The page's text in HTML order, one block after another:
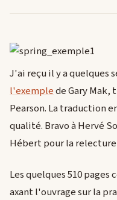
J'ai reçu il y a quelques
l'exemplede Gary
Pearson. La traduction
qualité. Bravo à Hervé
Hébert pour la
Les quelques 510
axant l'ouvrage sur la